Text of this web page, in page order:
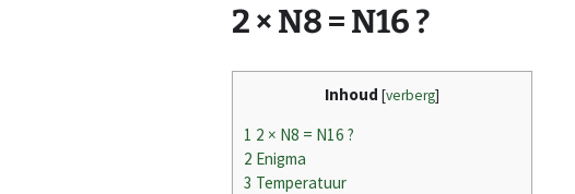
2 × N8 = N16 ?
Inhoud [verberg]
1 2 × N8 = N16 ?
2 Enigma
3 Temperatuur